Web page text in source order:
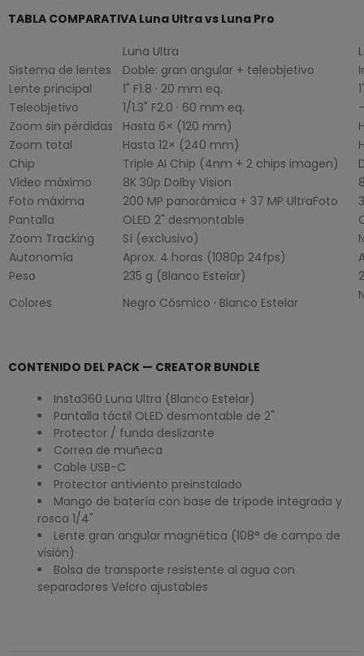
TABLA COMPARATIVA Luna Ultra vs Luna Pro
Luna Ultra
Sistema de lentes
Doble: gran angular + teleobjetivo
Lente principal
1" F1.8 · 20 mm eq.
Teleobjetivo
1/1.3" F2.0 · 60 mm eq.
Zoom sin pérdidas
Hasta 6× (120 mm)
Zoom total
Hasta 12× (240 mm)
Chip
Triple AI Chip (4nm + 2 chips imagen)
Vídeo máximo
8K 30p Dolby Vision
Foto máxima
200 MP panorámica + 37 MP UltraFoto
Pantalla
OLED 2" desmontable
Zoom Tracking
Sí (exclusivo)
Autonomía
Aprox. 4 horas (1080p 24fps)
Peso
235 g (Blanco Estelar)
Colores
Negro Cósmico · Blanco Estelar
CONTENIDO DEL PACK — CREATOR BUNDLE
Insta360 Luna Ultra (Blanco Estelar)
Pantalla táctil OLED desmontable de 2"
Protector / funda deslizante
Correa de muñeca
Cable USB-C
Protector antiviento preinstalado
Mango de batería con base de trípode integrada y
rosca 1/4"
Lente gran angular magnética (108° de campo de
visión)
Bolsa de transporte resistente al agua con
separadores Velcro ajustables